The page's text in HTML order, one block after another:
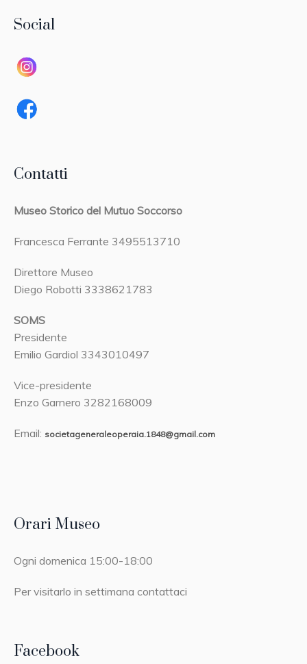
Social
Contatti
Museo Storico del Mutuo Soccorso
Francesca Ferrante 3495513710
Direttore Museo
Diego Robotti 3338621783
SOMS
Presidente
Emilio Gardiol 3343010497
Vice-presidente
Enzo Garnero 3282168009
Email: societageneraleoperaia.1848@gmail.com
Orari Museo
Ogni domenica 15:00-18:00
Per visitarlo in settimana contattaci
Facebook